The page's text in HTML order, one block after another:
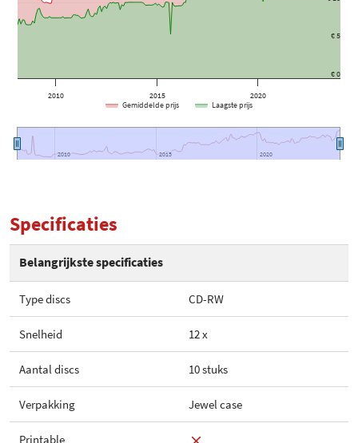
2010 2015 2020
2010
2010 2015
2015 2020
2020
€ 0
€ 5
Gemiddelde prijs Laagste prijs
Specificaties
Belangrijkste specificaties
Type discs CD-RW
Snelheid 12 x
Aantal discs 10 stuks
Verpakking Jewel case
Printable